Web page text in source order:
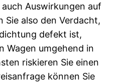
Auswirkungen auf
Sie also den Verdacht,
defekt ist,
Wagen umgehend in
riskieren Sie einen
können Sie